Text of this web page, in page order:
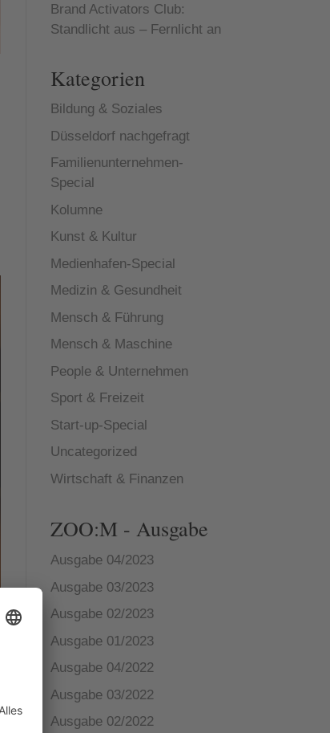
Brand Activators Club:
Standlicht aus – Fernlicht an
Kategorien
Bildung & Soziales
Düsseldorf nachgefragt
Familienunternehmen-
Special
Kolumne
Kunst & Kultur
Medienhafen-Special
Medizin & Gesundheit
Mensch & Führung
Mensch & Maschine
People & Unternehmen
Sport & Freizeit
Start-up-Special
Uncategorized
Wirtschaft & Finanzen
ZOO:M - Ausgabe
Ausgabe 04/2023
Ausgabe 03/2023
Ausgabe 02/2023
Ausgabe 01/2023
Ausgabe 04/2022
Ausgabe 03/2022
Ausgabe 02/2022